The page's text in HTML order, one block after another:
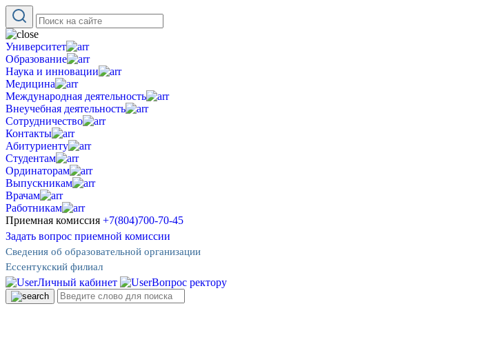
Университет
Образование
Наука и инновации
Медицина
Международная деятельность
Внеучебная деятельность
Сотрудничество
Контакты
Абитуриенту
Студентам
Ординаторам
Выпускникам
Врачам
Работникам
Приемная комиссия +7(804)700-70-45
Задать вопрос приемной комиссии
Сведения об образовательной организации
Ессентукский филиал
Личный кабинет Вопрос ректору